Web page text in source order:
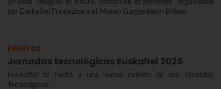
por Euskaltel Fundazioa y el Museo Guggenheim Bilbao.
EVENTOS
Jornadas tecnológicas Euskaltel 2025
Euskaltel te invita a una nueva edición de sus Jornadas
Tecnológicas.